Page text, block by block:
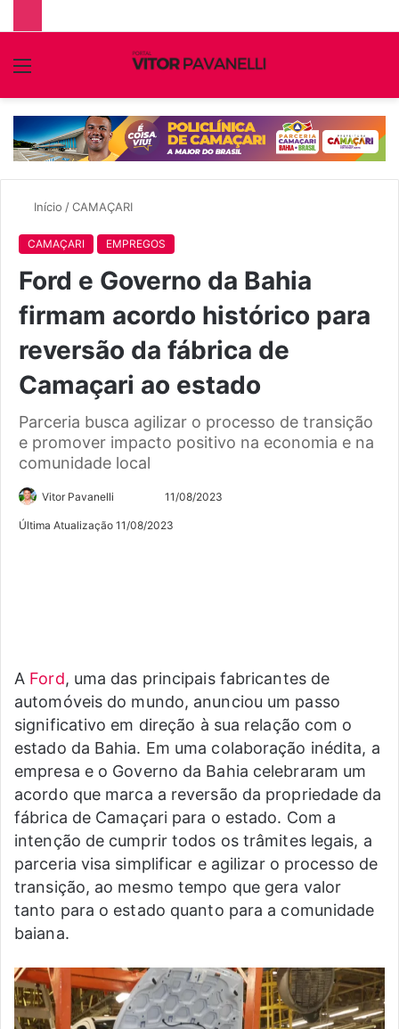
Menu
Início /CAMAÇARI
CAMAÇARI EMPREGOS
Ford e Governo da Bahia
firmam acordo histórico para
reversão da fábrica de
Camaçari ao estado
Parceria busca agilizar o processo de transição
e promover impacto positivo na economia e na
comunidade local
Vitor Pavanelli
no
Mande
um
11/08/2023
Última Atualização 11/08/2023
A Ford, uma das principais fabricantes de
automóveis do mundo, anunciou um passo
significativo em direção à sua relação com o
estado da Bahia. Em uma colaboração inédita, a
empresa e o Governo da Bahia celebraram um
acordo que marca a reversão da propriedade da
fábrica de Camaçari para o estado. Com a
intenção de cumprir todos os trâmites legais, a
parceria visa simplificar e agilizar o processo de
transição, ao mesmo tempo que gera valor
tanto para o estado quanto para a comunidade
baiana.